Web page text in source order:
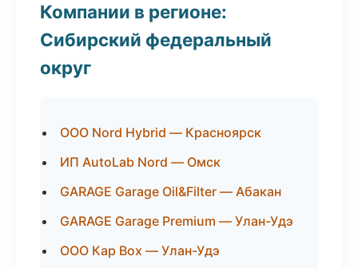
Компании в регионе:
Сибирский федеральный
округ
ООО Nord Hybrid — Красноярск
ИП AutoLab Nord — Омск
GARAGE Garage Oil&Filter — Абакан
GARAGE Garage Premium — Улан-Удэ
ООО Кар Box — Улан-Удэ